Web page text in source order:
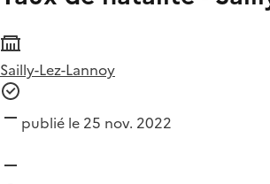
Sailly-Lez-Lannoy
publié le 25 nov. 2022